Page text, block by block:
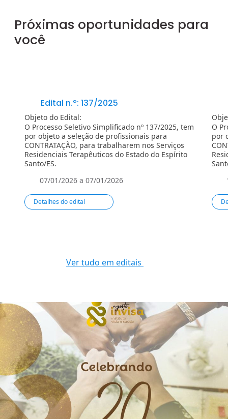
Próximas oportunidades para
você
Edital n.º: 137/2025
Objeto do Edital:
O Processo Seletivo Simplificado nº 137/2025, tem
por objeto a seleção de profissionais para
CONTRATAÇÃO, para trabalharem nos Serviços
Residenciais Terapêuticos do Estado do Espírito
Santo/ES.
07/01/2026 a 07/01/2026
Detalhes do edital
O
por
Ver tudo em editais